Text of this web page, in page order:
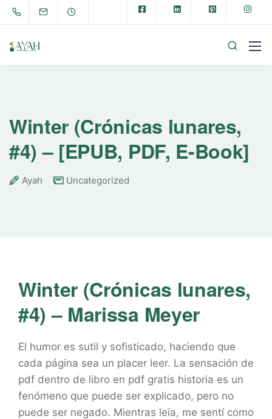
Winter (Crónicas lunares,
#4) – [EPUB, PDF, E-Book]
Ayah Uncategorized
Winter (Crónicas lunares,
#4) – Marissa Meyer
El humor es sutil y sofisticado, haciendo que
cada página sea un placer leer. La sensación de
pdf dentro de libro en pdf gratis historia es un
fenómeno que puede ser explicado, pero no
puede ser negado. Mientras leía, me sentí como